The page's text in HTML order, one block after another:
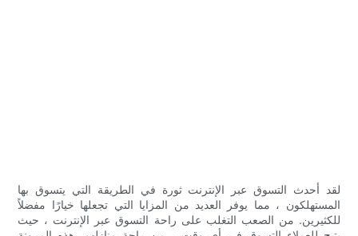
لقد أحدث التسوق عبر الإنترنت ثورة في الطريقة التي يتسوق بها
المستهلكون ، مما يوفر العديد من المزايا التي تجعلها خيارًا مفضلاً
للكثيرين. من الصعب التغلب على راحة التسوق عبر الإنترنت ، حيث